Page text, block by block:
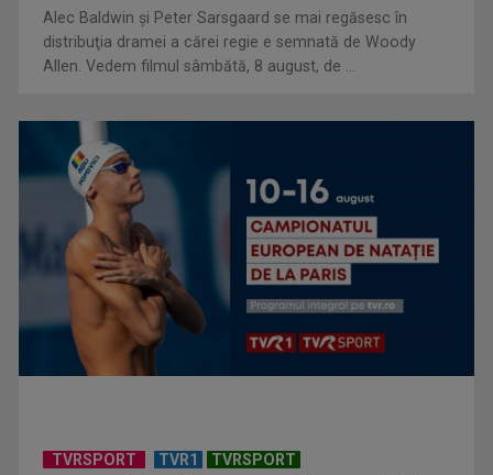
Tenis internațional la Târgu Mureș! TVR Sport transmite
finalele AXERIA Open ...
TVR Sport transmite în direct semifinalele și finalele
Alec Baldwin şi Peter Sarsgaard se mai regăsesc în
distribuţia dramei a cărei regie e semnată de Woody
Allen. Vedem filmul sâmbătă, 8 august, de ...
TVRSPORT TVR1 TVRSPORT